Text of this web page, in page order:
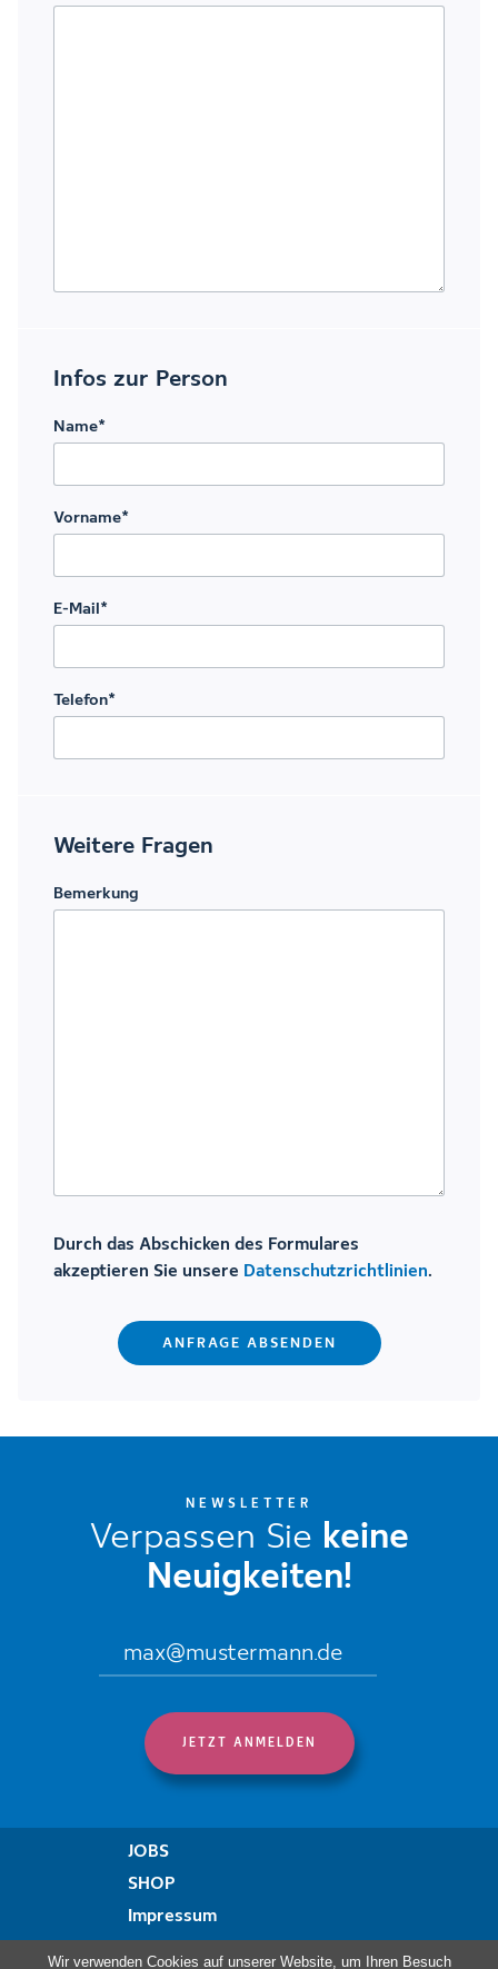
Infos zur Person
Name*
Vorname*
E-Mail *
Telefon*
Weitere Fragen
Bemerkung
Durch das Abschicken des Formulares
akzeptieren Sie unsere Datenschutzrichtlinien.
NEWSLETTER
Verpassen Sie keine
Neuigkeiten!
JOBS
SHOP
Impressum
Wir verwenden Cookies auf unserer Website, um Ihren Besuch